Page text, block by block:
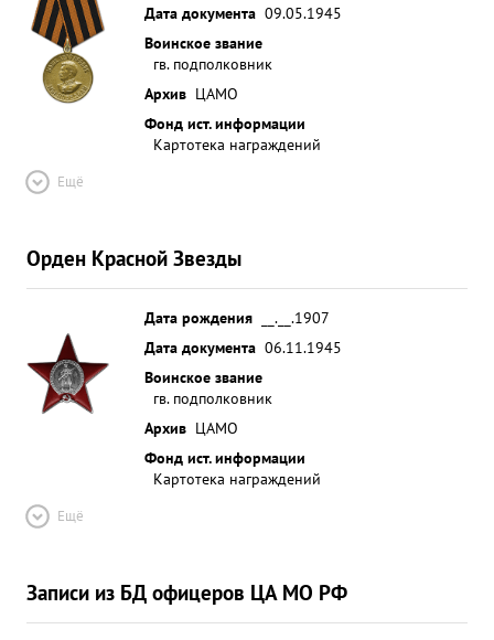
Дата документа 09.05.1945
Воинское звание
гв. подполковник
Архив ЦАМО
Фонд ист. информации
Картотека награждений
Ещё
Орден Красной Звезды
Дата рождения
__.__.1907
Дата документа 06.11.1945
Воинское звание
гв. подполковник
Архив ЦАМО
Фонд ист. информации
Картотека награждений
Ещё
Записи из БД офицеров ЦА МО РФ